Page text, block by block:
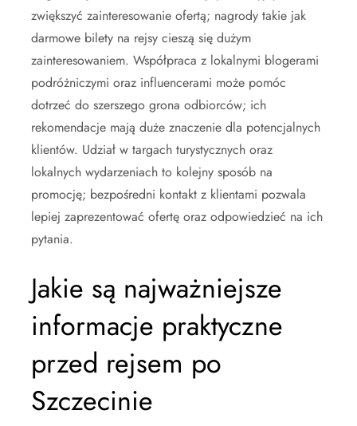
zwiększyć zainteresowanie ofertą; nagrody takie jak
darmowe bilety na rejsy cieszą się dużym
zainteresowaniem. Współpraca z lokalnymi blogerami
podróżniczymi oraz influencerami może pomóc
dotrzeć do szerszego grona odbiorców; ich
rekomendacje mają duże znaczenie dla potencjalnych
klientów. Udział w targach turystycznych oraz
lokalnych wydarzeniach to kolejny sposób na
promocję; bezpośredni kontakt z klientami pozwala
lepiej zaprezentować ofertę oraz odpowiedzieć na ich
pytania.
Jakie są najważniejsze
informacje praktyczne
przed rejsem po
Szczecinie